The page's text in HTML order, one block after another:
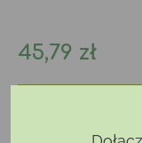
Cena
45,79 zł